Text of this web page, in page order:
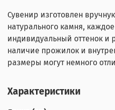
Сувенир изготовлен
натурального камня,
индивидуальный оттенок и
наличие прожилок и
размеры могут немного
Характеристики